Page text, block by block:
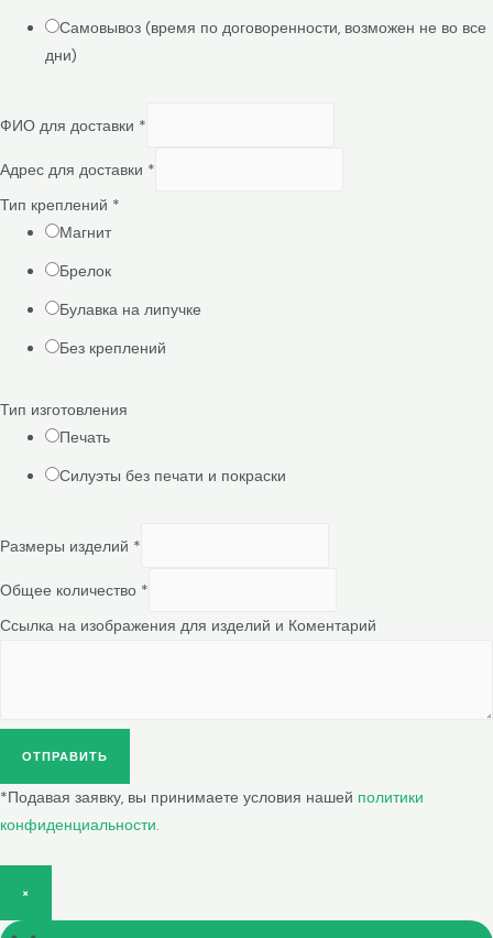
Самовывоз (время по договоренности, возможен не во все
дни)
ФИО для доставки *
Адрес для доставки *
Тип креплений *
Магнит
Брелок
Булавка на липучке
Без креплений
Тип изготовления
Печать
Силуэты без печати и покраски
Размеры изделий *
Общее количество *
Ссылка на изображения для изделий и Коментарий
ОТПРАВИТЬ
*Подавая заявку, вы принимаете условия нашей политики
конфиденциальности.
×